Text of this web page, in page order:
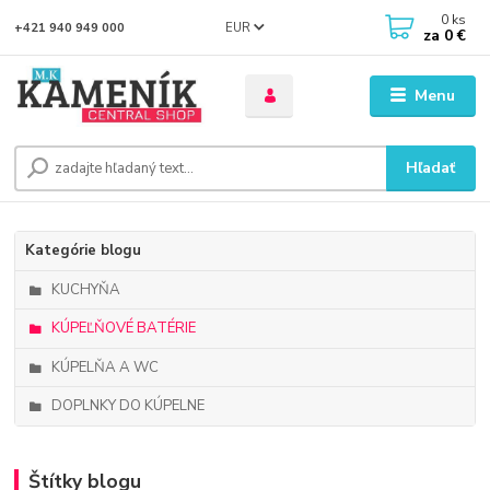
Menu
EUR
Hľadať
+421 940 949 000 0 ks
za 0 €
Kategórie blogu
KUCHYŇA
KÚPEĽŇOVÉ BATÉRIE
KÚPELŇA A WC
DOPLNKY DO KÚPELNE
Štítky blogu